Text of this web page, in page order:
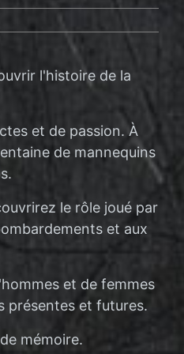
l'histoire de la
et de passion. À
de mannequins
le rôle joué par
et aux
et de femmes
présentes et futures.
mémoire.